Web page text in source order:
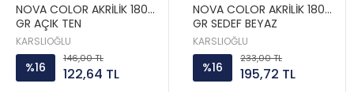
NOVA COLOR AKRİLİK 180
GR AÇIK TEN
KARSLIOĞLU
%16
146,00 TL
122,64 TL
NOVA COLOR AKRİLİK 180
GR SEDEF BEYAZ
KARSLIOĞLU
%16
233,00 TL
195,72 TL